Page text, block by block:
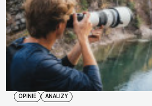
OPINIE ANALIZY